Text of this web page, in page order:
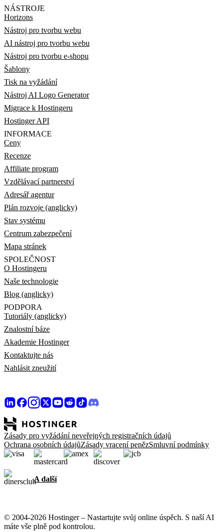
NÁSTROJE
Horizons
Nástroj pro tvorbu webu
AI nástroj pro tvorbu webu
Nástroj pro tvorbu e-shopu
Šablony
Tisk na vyžádání
Nástroj AI Logo Generator
Migrace k Hostingeru
Hostinger API
INFORMACE
Ceny
Recenze
Affiliate program
Vzdělávací partnerství
Adresář agentur
Plán rozvoje (anglicky)
Stav systému
Centrum zabezpečení
Mapa stránek
SPOLEČNOST
O Hostingeru
Naše technologie
Blog (anglicky)
PODPORA
Tutoriály (anglicky)
Znalostní báze
Akademie Hostinger
Kontaktujte nás
Nahlásit zneužití
Zásady pro vyžádání neveřejných registračních údajů
Ochrana osobních údajůZásady vracení penězSmluvní podmínky
A další
© 2004-2026 Hostinger – Nastartujte svůj online úspěch. S naší AI
máte vše plně pod kontrolou.